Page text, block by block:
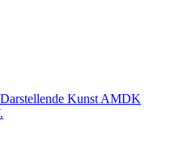
Kunst AMDK